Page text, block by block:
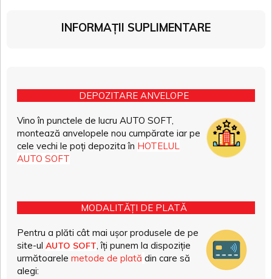
INFORMAȚII SUPLIMENTARE
DEPOZITARE ANVELOPE
Vino în punctele de lucru AUTO SOFT,
montează anvelopele nou cumpărate iar pe
cele vechi le poți depozita în HOTELUL
AUTO SOFT
MODALITĂȚI DE PLATĂ
Pentru a plăti cât mai ușor produsele de pe
site-ul AUTO SOFT, îți punem la dispoziție
următoarele metode de plată din care să
alegi: